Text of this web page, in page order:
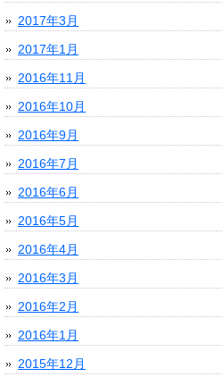
2017年3月
2017年1月
2016年11月
2016年10月
2016年9月
2016年7月
2016年6月
2016年5月
2016年4月
2016年3月
2016年2月
2016年1月
2015年12月